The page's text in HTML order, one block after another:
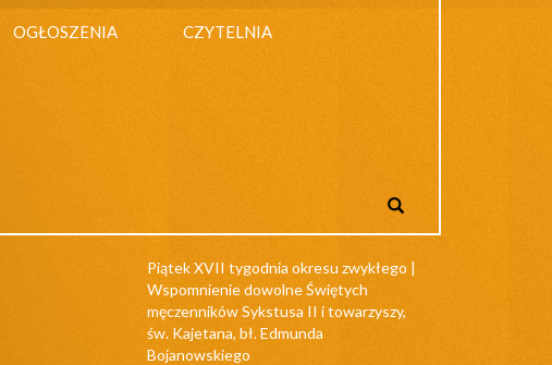
OGŁOSZENIA CZYTELNIA
Piątek XVII tygodnia okresu zwykłego |
Wspomnienie dowolne Świętych
męczenników Sykstusa II i towarzyszy,
św. Kajetana, bł. Edmunda
Bojanowskiego